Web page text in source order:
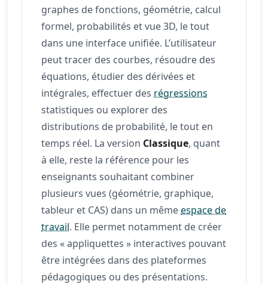
graphes de fonctions, géométrie, calcul
formel, probabilités et vue 3D, le tout
dans une interface unifiée. L’utilisateur
peut tracer des courbes, résoudre des
équations, étudier des dérivées et
intégrales, effectuer des régressions
statistiques ou explorer des
distributions de probabilité, le tout en
temps réel. La version Classique, quant
à elle, reste la référence pour les
enseignants souhaitant combiner
plusieurs vues (géométrie, graphique,
tableur et CAS) dans un mêmeespace de
travail. Elle permet notamment de créer
des « appliquettes » interactives pouvant
être intégrées dans des plateformes
pédagogiques ou des présentations.